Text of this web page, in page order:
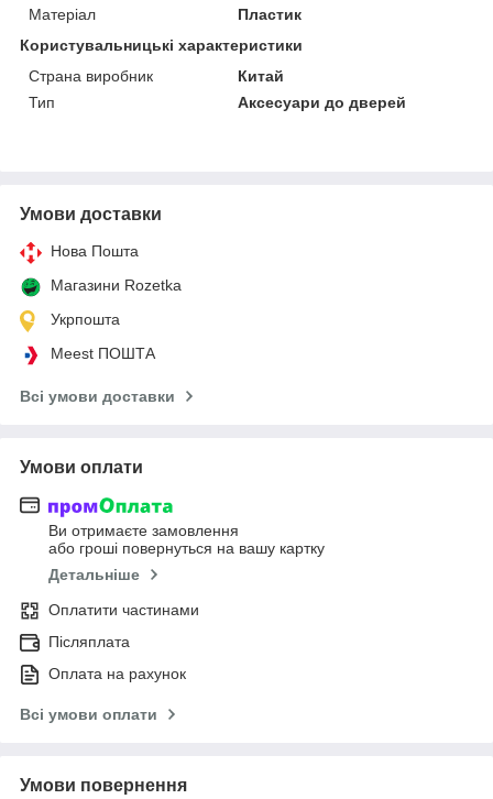
Матеріал
Пластик
Користувальницькі характеристики
Страна виробник
Китай
Тип
Аксесуари до дверей
Умови доставки
Нова Пошта
Магазини Rozetka
Укрпошта
Meest ПОШТА
Всі умови доставки
Умови оплати
Ви отримаєте замовлення
або гроші повернуться на вашу картку
Детальніше
Оплатити частинами
Післяплата
Оплата на рахунок
Всі умови оплати
Умови повернення